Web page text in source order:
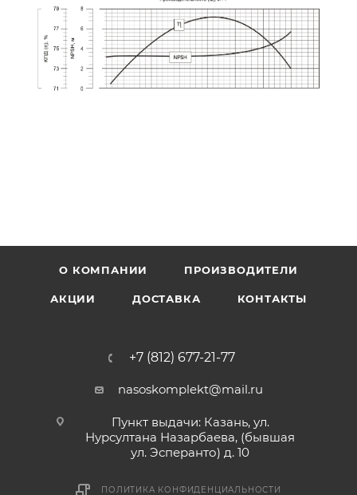
О КОМПАНИИ ПРОИЗВОДИТЕЛИ
АКЦИИ ДОСТАВКА КОНТАКТЫ
+7 (812) 677-21-77
nasoskomplekt@mail.ru
Пункт выдачи: Казань, ул.
Нурсултана Назарбаева, (бывшая
ул. Эсперанто) д. 10
ПОЛИТИКА КОНФИДЕНЦИАЛЬНОСТИ